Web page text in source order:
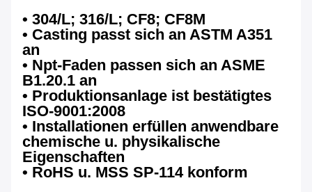
• 304/L; 316/L; CF8; CF8M
• Casting passt sich an ASTM A351
an
• Npt-Faden passen sich an ASME
B1.20.1 an
• Produktionsanlage ist bestätigtes
ISO-9001:2008
• Installationen erfüllen anwendbare
chemische u. physikalische
Eigenschaften
• RoHS u. MSS SP-114 konform